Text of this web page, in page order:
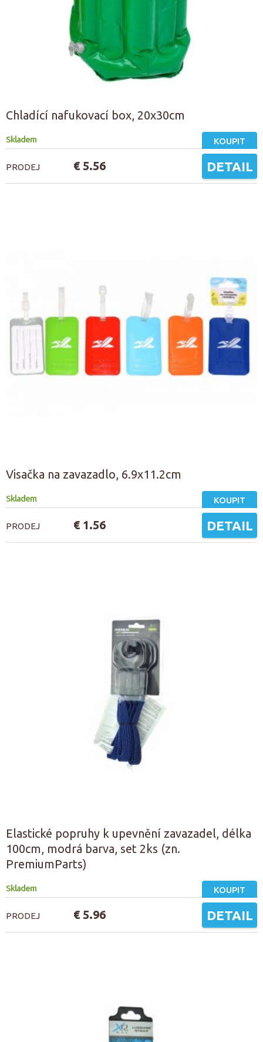
Chladící nafukovací box, 20x30cm
Skladem KOUPIT
PRODEJ € 5.56 DETAIL
Visačka na zavazadlo, 6.9x11.2cm
Skladem KOUPIT
PRODEJ € 1.56 DETAIL
Elastické popruhy k upevnění zavazadel, délka
100cm, modrá barva, set 2ks (zn.
PremiumParts)
Skladem KOUPIT
PRODEJ € 5.96 DETAIL